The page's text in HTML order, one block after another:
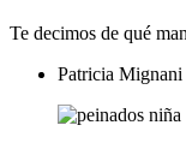
Te decimos de qué
Patricia Mignani